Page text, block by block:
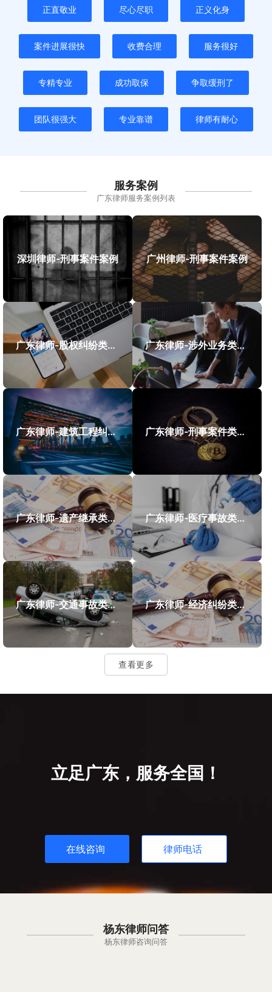
正直敬业 尽心尽职 正义化身
案件进展很快 收费合理 服务很好
专精专业 成功取保 争取缓刑了
团队很强大 专业靠谱 律师有耐心
服务案例
广东律师服务案例列表
深圳律师-刑事案件案例 广州律师-刑事案件案例
广东律师-股权纠纷类案件案例 广东律师-涉外业务类案件案例
广东律师-建筑工程纠纷类案件案例 广东律师-刑事案件类案例
广东律师-遗产继承类案件案例 广东律师-医疗事故类案件案例
广东律师-交通事故类案件案例 广东律师-经济纠纷类案件案例
查看更多
立足广东，服务全国！
在线咨询 律师电话
杨东律师问答
杨东律师咨询问答